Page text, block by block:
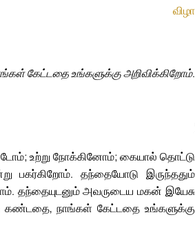
விழா
கேட்டதை உங்களுக்கு அறிவிக்கிறோம்.
உற்று நோக்கினோம்; கையால் தொட்டு
தந்தையோடு இருந்ததும்
தந்தையுடனும் அவருடைய மகன் இயேசு
கண்டதை, நாங்கள் கேட்டதை உங்களுக்குFollow us on Facebook